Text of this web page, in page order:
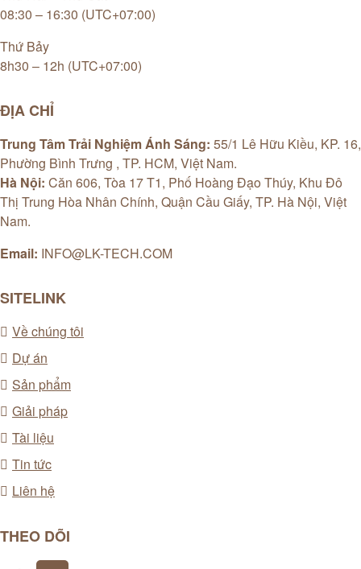
08:30 – 16:30 (UTC+07:00)
Thứ Bảy
8h30 – 12h (UTC+07:00)
ĐỊA CHỈ
Trung Tâm Trải Nghiệm Ánh Sáng: 55/1 Lê Hữu Kiều, KP. 16,
Phường Bình Trưng , TP. HCM, Việt Nam.
Hà Nội: Căn 606, Tòa 17 T1, Phố Hoàng Đạo Thúy, Khu Đô
Thị Trung Hòa Nhân Chính, Quận Cầu Giấy, TP. Hà Nội, Việt
Nam.
Email: INFO@LK-TECH.COM
SITELINK
Về chúng tôi
Dự án
Sản phẩm
Giải pháp
Tài liệu
Tin tức
Liên hệ
THEO DÕI